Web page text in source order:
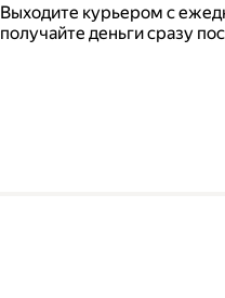
Выходите курьером с
получайте деньги сразу